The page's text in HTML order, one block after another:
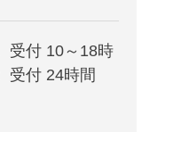
受付 10～18時
受付 24時間